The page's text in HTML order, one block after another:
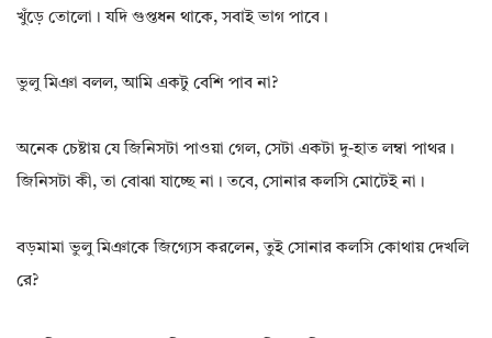
খুঁড়ে তোলো। যদি গুপ্তধন থাকে, সবাই ভাগ পাবে।
ভুলু মিঞা বলল, আমি একটু বেশি পাব না?
অনেক চেষ্টায় যে জিনিসটা পাওয়া গেল, সেটা একটা দু-হাত লম্বা পাথর।
জিনিসটা কী, তা বোঝা যাচ্ছে না। তবে, সোনার কলসি মোটেই না।
বড়মামা ভুলু মিঞাকে জিগ্যেস করলেন, তুই সোনার কলসি কোথায় দেখলি
রে?